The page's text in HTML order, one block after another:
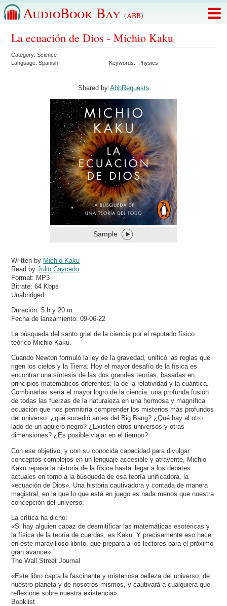
AudioBook Bay (ABB)
La ecuación de Dios - Michio Kaku
Category:Science
Language:Spanish Keywords: Physics
Shared by:AbbRequests
Sample
Written by Michio Kaku
Read byJulio Caycedo
Format: MP3
Bitrate:64 Kbps
Unabridged
Duración: 5 h y 20 m
Fecha de lanzamiento: 09-06-22
La búsqueda del santo grial de la ciencia por el reputado físico
teórico Michio Kaku.
Cuando Newton formuló la ley de la gravedad, unificó las reglas que
rigen los cielos y la Tierra. Hoy el mayor desafío de la física es
encontrar una síntesis de las dos grandes teorías, basadas en
principios matemáticos diferentes: la de la relatividad y la cuántica.
Combinarlas sería el mayor logro de la ciencia, una profunda fusión
de todas las fuerzas de la naturaleza en una hermosa y magnífica
ecuación que nos permitiría comprender los misterios más profundos
del universo: ¿qué sucedió antes del Big Bang? ¿Qué hay al otro
lado de un agujero negro? ¿Existen otros universos y otras
dimensiones? ¿Es posible viajar en el tiempo?
Con ese objetivo, y con su conocida capacidad para divulgar
conceptos complejos en un lenguaje accesible y atrayente, Michio
Kaku repasa la historia de la física hasta llegar a los debates
actuales en torno a la búsqueda de esa teoría unificadora, la
«ecuación de Dios». Una historia cautivadora y contada de manera
magistral, en la que lo que está en juego es nada menos que nuestra
concepción del universo.
La crítica ha dicho:
«Si hay alguien capaz de desmitificar las matemáticas esotéricas y
la física de la teoría de cuerdas, es Kaku. Y precisamente eso hace
en este maravilloso librito, que prepara a los lectores para el próximo
gran avance».
The Wall Street Journal
«Este libro capta la fascinante y misteriosa belleza del universo, de
nuestro planeta y de nosotros mismos, y cautivará a cualquiera que
reflexione sobre nuestra existencia».
Booklist